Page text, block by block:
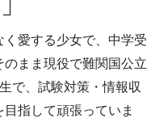
愛する少女で、中学受
まま現役で難関国公立
で、試験対策・情報収
指して頑張っていま